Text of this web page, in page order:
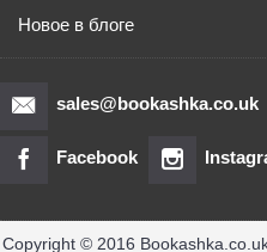
Новое в блоге
sales@bookashka.co.uk
Facebook
Copyright © 2016